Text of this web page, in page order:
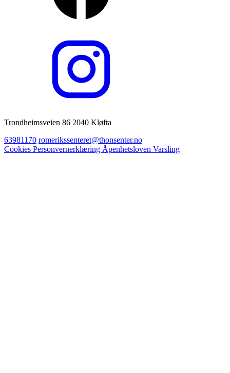
Trondheimsveien 86 2040 Kløfta
63981170 romerikssenteret@thonsenter.no
Cookies Personvernerklæring Åpenhetsloven Varsling